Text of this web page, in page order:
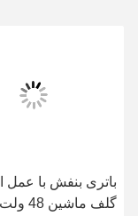
باتری بنفش با عمل